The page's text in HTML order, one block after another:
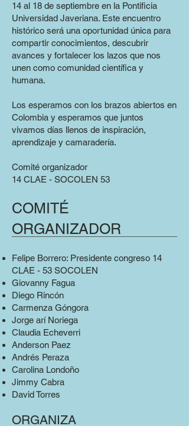
14 al 18 de septiembre en la Pontificia
Universidad Javeriana. Este encuentro
histórico será una oportunidad única para
compartir conocimientos, descubrir
avances y fortalecer los lazos que nos
unen como comunidad científica y
humana.
Los esperamos con los brazos abiertos en
Colombia y esperamos que juntos
vivamos días llenos de inspiración,
aprendizaje y camaradería.
Comité organizador
14 CLAE - SOCOLEN 53
COMITÉ
ORGANIZADOR
Felipe Borrero: Presidente congreso 14
CLAE - 53 SOCOLEN
Giovanny Fagua
Diego Rincón
Carmenza Góngora
Jorge arí Noriega
Claudia Echeverri
Anderson Paez
Andrés Peraza
Carolina Londoño
Jimmy Cabra
David Torres
ORGANIZA